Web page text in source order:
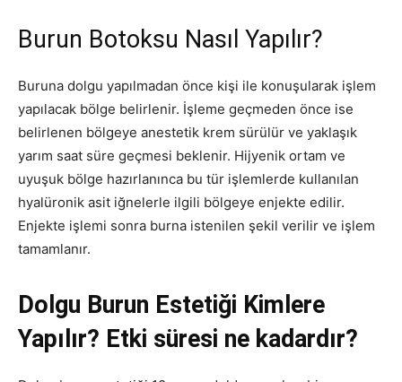
Burun Botoksu Nasıl Yapılır?
Buruna dolgu yapılmadan önce kişi ile konuşularak işlem
yapılacak bölge belirlenir. İşleme geçmeden önce ise
belirlenen bölgeye anestetik krem sürülür ve yaklaşık
yarım saat süre geçmesi beklenir. Hijyenik ortam ve
uyuşuk bölge hazırlanınca bu tür işlemlerde kullanılan
hyalüronik asit iğnelerle ilgili bölgeye enjekte edilir.
Enjekte işlemi sonra burna istenilen şekil verilir ve işlem
tamamlanır.
Dolgu Burun Estetiği Kimlere
Yapılır? Etki süresi ne kadardır?